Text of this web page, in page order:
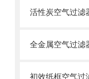
活性炭空气过滤